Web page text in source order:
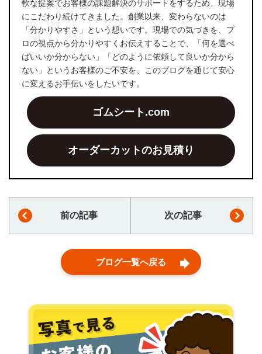
軟な提案でお客様の課題解決のサポートをするため、現場
にこだわり続けてきました。創業以来、変わらないのは
「分かりやすさ」という想いです。現場での気づきを、プ
ロの視点から分かりやすくお伝えすることで、「何を選べ
ばいいか分からない」「どのように依頼して良いか分から
ない」というお客様のご不安を、このブログを通じて安心
に変えるお手伝いをしたいです。
ゴムシート.com
オーダーカットのお見積り
前の記事 次の記事
ブログ一覧へ戻る